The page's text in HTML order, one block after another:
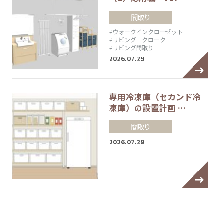
間取り
#ウォークインクローゼット
#リビング クローク
#リビング間取り
2026.07.29
専用冷凍庫（セカンド冷
凍庫）の設置計画 …
間取り
2026.07.29